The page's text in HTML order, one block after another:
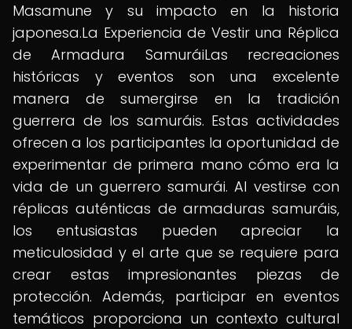
Masamune y su impacto en la historia
japonesa.La Experiencia de Vestir una Réplica
de Armadura SamuráiLas recreaciones
históricas y eventos son una excelente
manera de sumergirse en la tradición
guerrera de los samuráis. Estas actividades
ofrecen a los participantes la oportunidad de
experimentar de primera mano cómo era la
vida de un guerrero samurái. Al vestirse con
réplicas auténticas de armaduras samuráis,
los entusiastas pueden apreciar la
meticulosidad y el arte que se requiere para
crear estas impresionantes piezas de
protección. Además, participar en eventos
temáticos proporciona un contexto cultural